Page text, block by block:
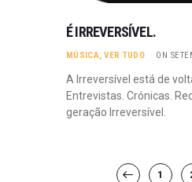
É IRREVERSÍVEL.
MÚSICA,VER TUDO ON
A Irreversível está de
Entrevistas. Crónicas.
geração Irreversível.
PAGINAÇÃO
PAGE
1